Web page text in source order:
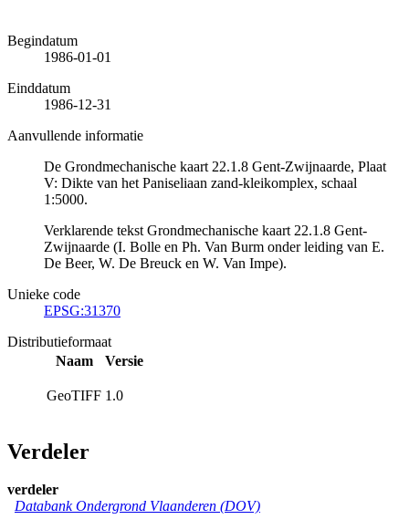
Begindatum
1986-01-01
Einddatum
1986-12-31
Aanvullende informatie
De Grondmechanische kaart 22.1.8 Gent-Zwijnaarde, Plaat
V: Dikte van het Paniseliaan zand-kleikomplex, schaal
1:5000.
Verklarende tekst Grondmechanische kaart 22.1.8 Gent-
Zwijnaarde (I. Bolle en Ph. Van Burm onder leiding van E.
De Beer, W. De Breuck en W. Van Impe).
Unieke code
EPSG:31370
Distributieformaat
Naam
Versie
GeoTIFF 1.0
Verdeler
verdeler
Databank Ondergrond Vlaanderen (DOV)